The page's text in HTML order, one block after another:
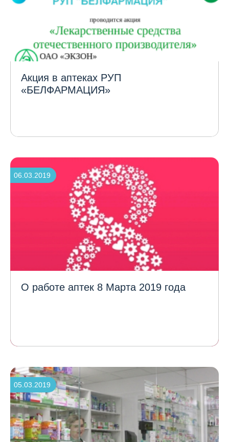
Акция в аптеках РУП
«БЕЛФАРМАЦИЯ»
О работе аптек 8 Марта 2019 года
06.03.2019
05.03.2019